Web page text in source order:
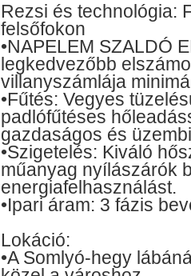
Rezsi és technológia:
felsőfokon
•NAPELEM SZALDÓ
legkedvezőbb
villanyszámlája
•Fűtés: Vegyes
padlófűtéses
gazdaságos és
•Szigetelés: Kiváló
műanyag nyílászárók
energiafelhasználást.
•Ipari áram: 3 fázis
Lokáció:
•A Somlyó-hegy